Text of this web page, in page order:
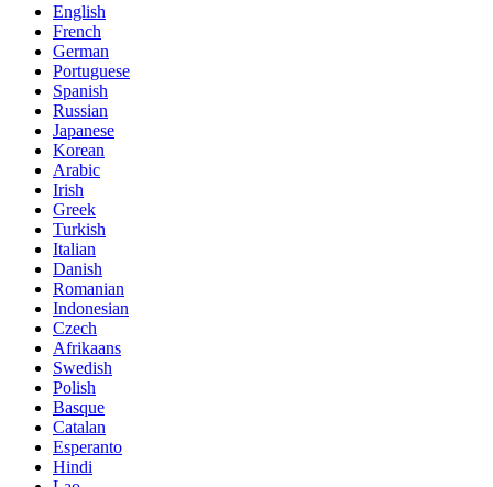
English
French
German
Portuguese
Spanish
Russian
Japanese
Korean
Arabic
Irish
Greek
Turkish
Italian
Danish
Romanian
Indonesian
Czech
Afrikaans
Swedish
Polish
Basque
Catalan
Esperanto
Hindi